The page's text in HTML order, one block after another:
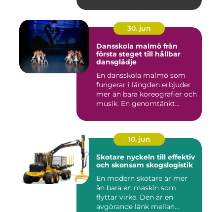
30. jun
Dansskola malmö från
första steget till hållbar
dansglädje
En dansskola malmö som
fungerar i längden erbjuder
mer än bara koreografier och
musik. En genomtänkt...
10. jun
Skotare nyckeln till effektiv
och skonsam skogslogistik
En modern skotare är mer
än bara en maskin som
flyttar virke. Den är en
avgörande länk mellan